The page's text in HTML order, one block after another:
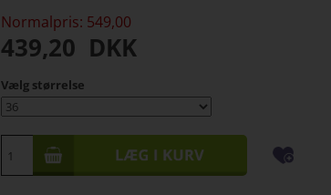
Normalpris: 549,00
439,20 DKK
Vælg størrelse